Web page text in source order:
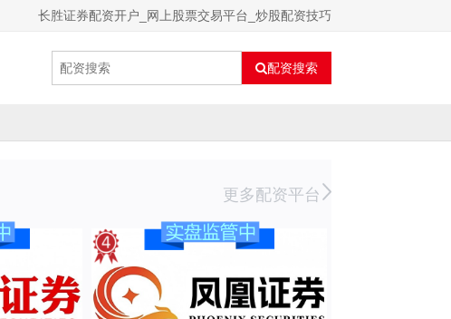
长胜证券配资开户_网上股票交易平台_炒股配资技巧
配资搜索
更多配资平台